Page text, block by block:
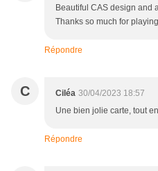
Beautiful CAS design and
Thanks so much for
Répondre
C Ciléa 30/04/2023 18:57
Une bien jolie carte, tout
Répondre